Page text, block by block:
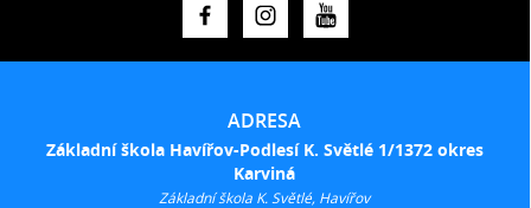
ADRESA
Základní škola Havířov-Podlesí K. Světlé 1/1372 okres
Karviná
Základní škola K. Světlé, Havířov